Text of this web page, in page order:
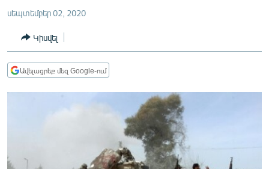
ՏՆՏԵՍՈՒԹՅՈՒՆ
ՂԱՐԱԲԱՂ
ՏԱՐԱԾԱՇՐՋԱՆ
սեպտեմբեր 02, 2020
Կիսվել
Ավելացրեք մեզ Google-ում